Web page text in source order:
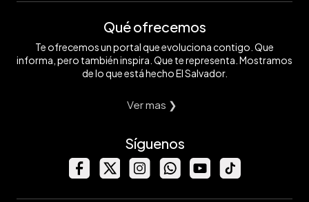
Qué ofrecemos
Te ofrecemos un portal que evoluciona contigo. Que
informa, pero también inspira. Que te representa. Mostramos
de lo que está hecho El Salvador.
Ver mas ❯
Síguenos